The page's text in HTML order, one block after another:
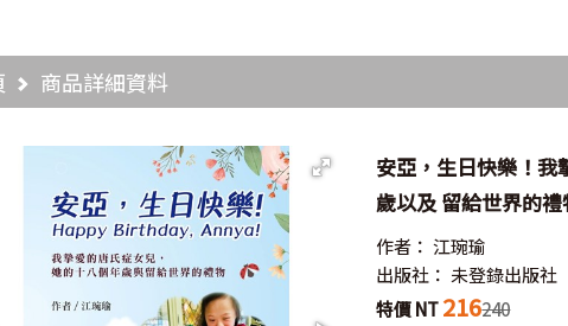
商品詳細資料
安亞，生日快樂！我
歲以及 留給世界的禮
作者： 江琬瑜
出版社： 未登錄出版社
特價 NT216240